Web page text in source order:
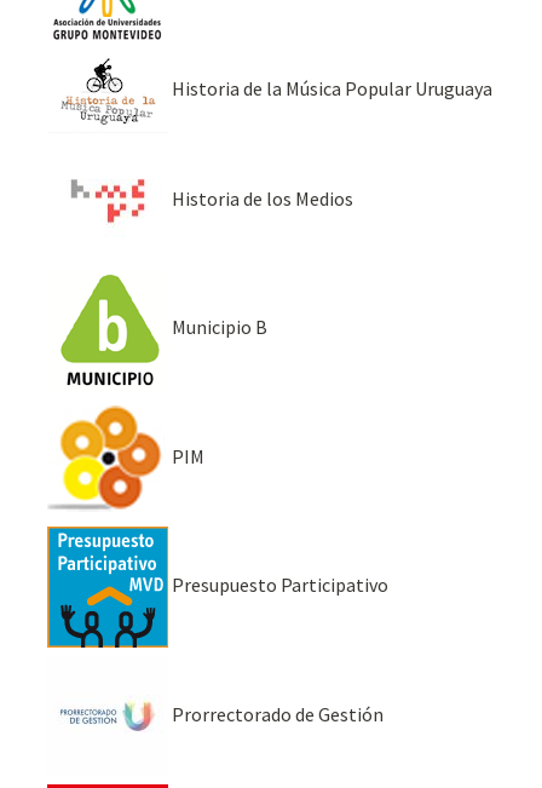
Historia de la Música Popular Uruguaya
Historia de los Medios
Municipio B
PIM
Presupuesto Participativo
Prorrectorado de Gestión